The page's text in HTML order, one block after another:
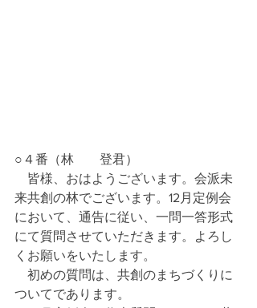
○４番（林　　登君）
皆様、おはようございます。会派未
来共創の林でございます。12月定例会
において、通告に従い、一問一答形式
にて質問させていただきます。よろし
くお願いをいたします。
初めの質問は、共創のまちづくりに
ついてであります。